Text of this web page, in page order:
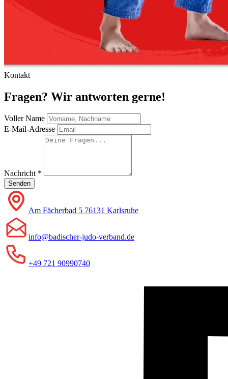
Kontakt
Fragen? Wir antworten gerne!
Voller Name
E-Mail-Adresse
Nachricht *
Senden
Am Fächerbad 5 76131 Karlsruhe
info@badischer-judo-verband.de
+49 721 90990740